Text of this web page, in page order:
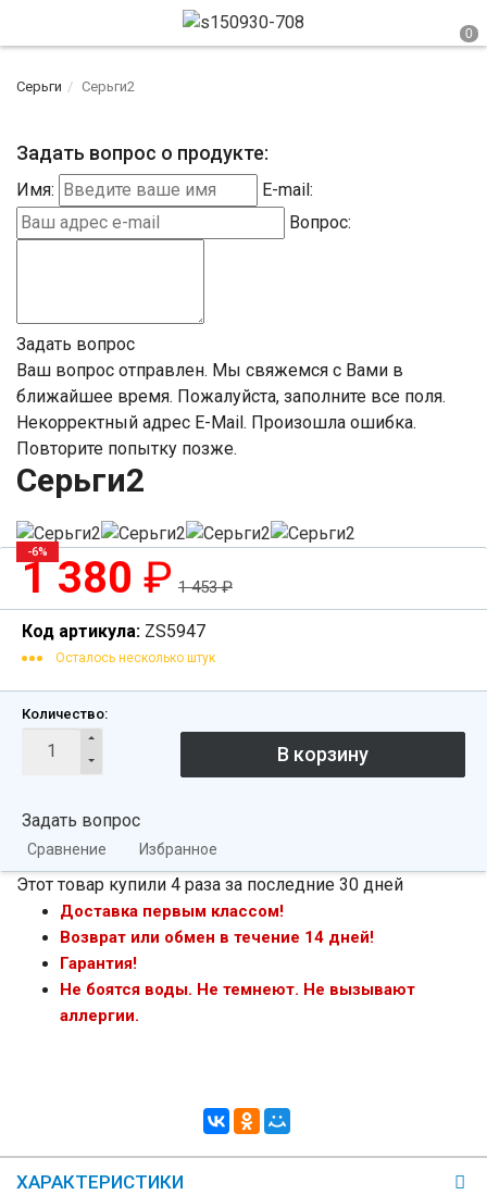
Серьги Серьги2
Задать вопрос о продукте:
Имя:
E-mail:
Вопрос:
Задать вопрос
Ваш вопрос отправлен. Мы свяжемся с Вами в
ближайшее время. Пожалуйста, заполните все поля.
Некорректный адрес E-Mail. Произошла ошибка.
Повторите попытку позже.
Серьги2
-6%
1 380 ₽ 1 453₽
Код артикула: ZS5947
Осталось несколько штук
Количество:
Задать вопрос
Сравнение Избранное
Этот товар купили 4 раза за последние 30 дней
Доставка первым классом!
Возврат или обмен в течение 14 дней!
Гарантия!
Не боятся воды. Не темнеют. Не вызывают
аллергии.
ХАРАКТЕРИСТИКИ